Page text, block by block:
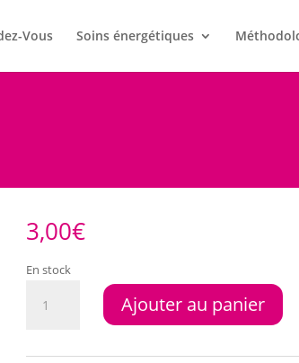
Vous Soins énergétiques
3,00€
En stock
Ajouter au panier